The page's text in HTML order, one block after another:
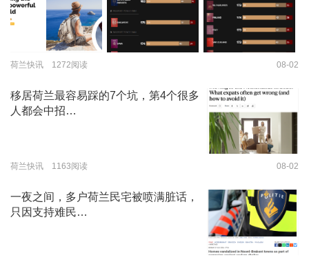
荷兰快讯 1272阅读 08-02
移居荷兰最容易踩的7个坑，第4个很多
人都会中招…
荷兰快讯 1163阅读 08-02
一夜之间，多户荷兰民宅被喷满脏话，
只因支持难民…